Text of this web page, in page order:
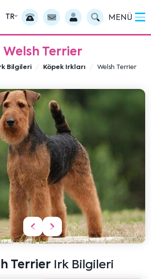
TR MENÜ
Welsh Terrier
Bilgileri Köpek Irkları Welsh Terrier
Önceki
içeriği
Sonraki
içeriği
TerrierIrk Bilgileri